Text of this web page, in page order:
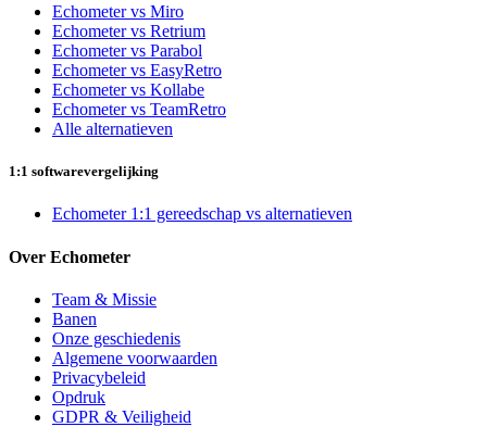
Echometer vs Miro
Echometer vs Retrium
Echometer vs Parabol
Echometer vs EasyRetro
Echometer vs Kollabe
Echometer vs TeamRetro
Alle alternatieven
1:1 softwarevergelijking
Echometer 1:1 gereedschap vs alternatieven
Over Echometer
Team & Missie
Banen
Onze geschiedenis
Algemene voorwaarden
Privacybeleid
Opdruk
GDPR & Veiligheid